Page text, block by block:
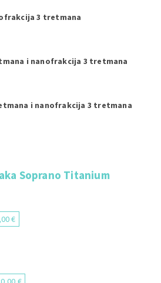
3 tretmana
i nanofrakcija 3 tretmana
i nanofrakcija 3 tretmana
Soprano Titanium
€